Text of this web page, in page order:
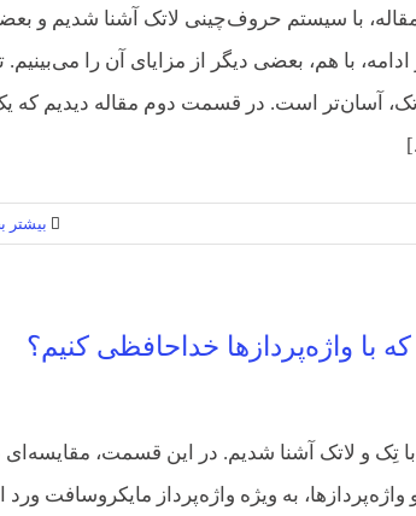
با سیستم حروف‌چینی لاتک آشنا شدیم و
با هم، بعضی دیگر از مزایای آن را می‌بینیم.
آسان‌تر است. در قسمت دوم مقاله دیدیم که
بیشتر
با واژه‌پردازها خداحافظی کنیم؟
تِک و لاتک آشنا شدیم. در این قسمت، مقایسه‌ای
به ویژه واژه‌پرداز مایکروسافت ورد